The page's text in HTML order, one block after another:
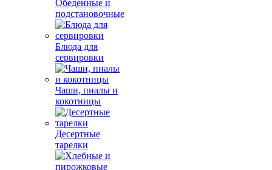
Обеденные и
подстановочные
Блюда для
сервировки
Чаши, пиалы и
кокотницы
Десертные
тарелки